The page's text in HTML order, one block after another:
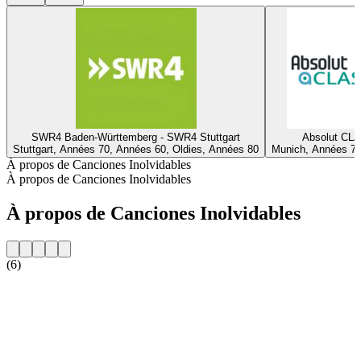
SWR4 Baden-Württemberg - SWR4 Stuttgart
Stuttgart, Années 70, Années 60, Oldies, Années 80
Absolut
Munich, Années
À propos de Canciones Inolvidables
À propos de Canciones Inolvidables
À propos de Canciones Inolvidables
(6)